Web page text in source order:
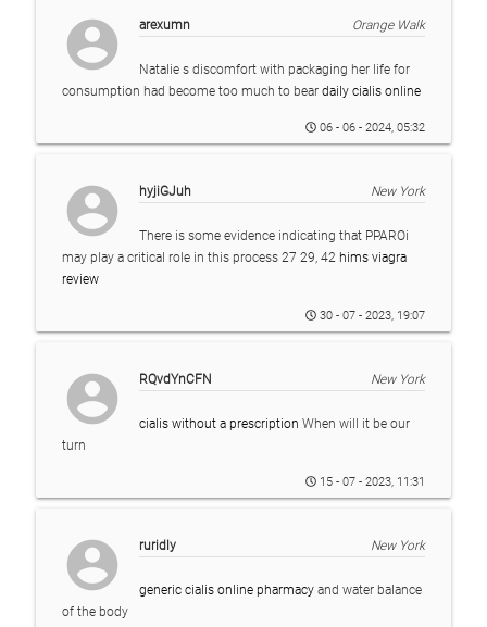
account_circle arexumn Orange Walk
Natalie s discomfort with packaging her life for
consumption had become too much to bear daily cialis online
06 - 06 - 2024, 05:32
account_circle hyjiGJuh New York
There is some evidence indicating that PPARОі
may play a critical role in this process 27 29, 42 hims viagra
review
30 - 07 - 2023, 19:07
account_circle RQvdYnCFN New York
cialis without a prescription When will it be our
turn
15 - 07 - 2023, 11:31
account_circle ruridly New York
generic cialis online pharmacyand water balance
of the body